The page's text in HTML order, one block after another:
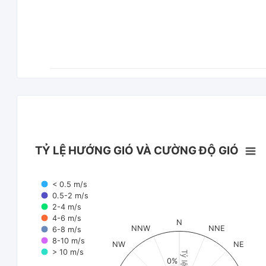
TỶ LỆ HƯỚNG GIÓ VÀ CƯỜNG ĐỘ GIÓ
< 0.5 m/s
0.5-2 m/s
2-4 m/s
4-6 m/s
6-8 m/s
8-10 m/s
> 10 m/s
N
NNE
NE
NW
NNW
0%